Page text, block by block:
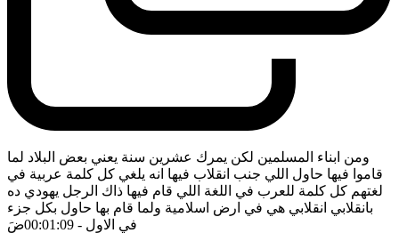
ومن ابناء المسلمين لكن يمرك عشرين سنة يعني بعض البلاد لما
قاموا فيها حاول اللي جنب انقلاب فيها انه يلغي كل كلمة عربية في
لغتهم كل كلمة للعرب في اللغة اللي قام فيها ذاك الرجل يهودي ده
بانقلابي انقلابي هي في ارض اسلامية ولما قام بها حاول بكل جزء
في الاول - 00:01:09 ضَ